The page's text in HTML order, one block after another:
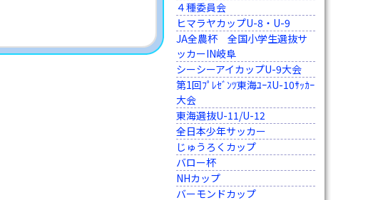
４種委員会
ヒマラヤカップU-8・U-9
JA全農杯 全国小学生選抜サ
ッカーIN岐阜
シーシーアイカップU-9大会
第1回ﾌﾟﾚｾﾞﾝﾂ東海ﾕｰｽU-10ｻｯｶｰ
大会
東海選抜U-11/U-12
全日本少年サッカー
じゅうろくカップ
バロー杯
NHカップ
バーモンドカップ